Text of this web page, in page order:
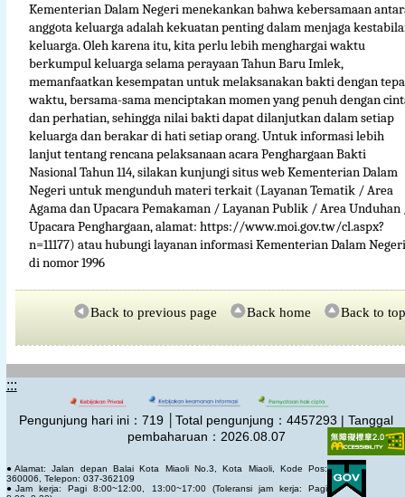
Kementerian Dalam Negeri menekankan bahwa kebersamaan
anggota keluarga adalah kekuatan penting dalam menjaga
keluarga. Oleh karena itu, kita perlu lebih menghargai waktu
berkumpul keluarga selama perayaan Tahun Baru Imlek,
memanfaatkan kesempatan untuk melaksanakan bakti dengan
waktu, bersama-sama menciptakan momen yang penuh dengan
dan perhatian, sehingga nilai bakti dapat dilanjutkan dalam setiap
keluarga dan berakar di hati setiap orang. Untuk informasi lebih
lanjut tentang rencana pelaksanaan acara Penghargaan Bakti
Nasional Tahun 114, silakan kunjungi situs web Kementerian Dalam
Negeri untuk mengunduh materi terkait (Layanan Tematik / Area
Agama dan Upacara Pemakaman / Layanan Publik / Area Unduhan
Upacara Penghargaan, alamat: https://www.moi.gov.tw/cl.aspx?
n=11177) atau hubungi layanan informasi Kementerian Dalam Negeri
di nomor 1996
Back to previous page Back home Back to top
:::
Pengunjung hari ini：719 │Total pengunjung：4457293 | Tanggal
pembaharuan：2026.08.07
●Alamat: Jalan depan Balai Kota Miaoli No.3, Kota Miaoli, Kode Pos:
360006, Telepon: 037-362109
●Jam kerja: Pagi 8:00~12:00, 13:00~17:00 (Toleransi jam kerja: Pagi